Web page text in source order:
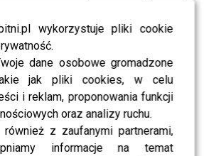
wykorzystuje pliki cookie
dane osobowe gromadzone
jak pliki cookies, w celu
i reklam, proponowania funkcji
oraz analizy ruchu.
również z zaufanymi partnerami,
informacje na temat
dlaczego zarówno takie
przyzwalanie na takie zachowanie
postów, jest okrutne:
więc
jeszcze raz.
przez pana